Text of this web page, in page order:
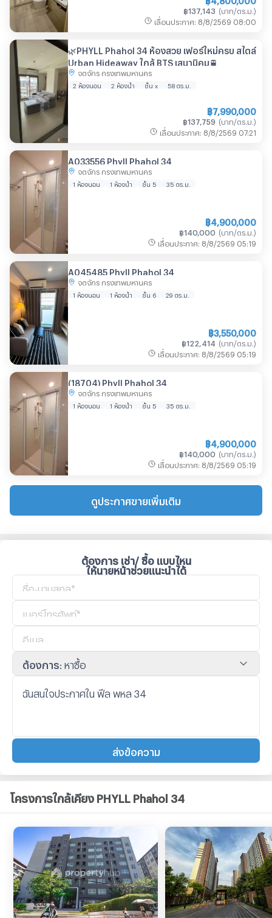
฿137,143 (บาท/ตร.ม. )
เลื่อนประกาศ : 8/8/2569 08:00
🌿PHYLL Phahol 34 ห้องสวย เฟอร์ใหม่ครบ สไตล์
Urban Hideaway ใกล้ BTS เสนานิคม🚆
จตุจักร กรุงเทพมหานคร
2 ห้องนอน 2 ห้องน้ำ ชั้น x 58 ตร.ม.
฿7,990,000
฿137,759 (บาท/ตร.ม. )
เลื่อนประกาศ : 8/8/2569 07:21
A033556 Phyll Phahol 34
จตุจักร กรุงเทพมหานคร
1 ห้องนอน 1 ห้องน้ำ ชั้น 5 35 ตร.ม.
฿4,900,000
฿140,000 (บาท/ตร.ม. )
เลื่อนประกาศ : 8/8/2569 05:19
A045485 Phyll Phahol 34
จตุจักร กรุงเทพมหานคร
1 ห้องนอน 1 ห้องน้ำ ชั้น 6 29 ตร.ม.
฿3,550,000
฿122,414 (บาท/ตร.ม. )
เลื่อนประกาศ : 8/8/2569 05:19
(18704) Phyll Phahol 34
จตุจักร กรุงเทพมหานคร
1 ห้องนอน 1 ห้องน้ำ ชั้น 5 35 ตร.ม.
฿4,900,000
฿140,000 (บาท/ตร.ม. )
เลื่อนประกาศ : 8/8/2569 05:19
ดูประกาศขายเพิ่มเติม
ต้องการ เช่า/ ซื้อ แบบไหน
ให้นายหน้าช่วยแนะนำได้
ต้องการ: หาซื้อ
ส่งข้อความ
โครงการใกล้เคียง PHYLL Phahol 34